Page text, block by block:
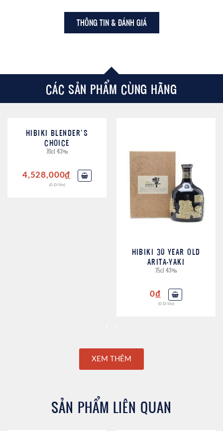
THÔNG TIN & ĐÁNH GIÁ
CÁC SẢN PHẨM CÙNG HÃNG
HIBIKI BLENDER’S
CHOICE
70cl 43%
4,528,000đ
(0 Đ/lite)
HIBIKI 30 YEAR OLD
ARITA-YAKI
75cl 43%
0đ
(0 Đ/lite)
XEM THÊM
SẢN PHẨM LIÊN QUAN